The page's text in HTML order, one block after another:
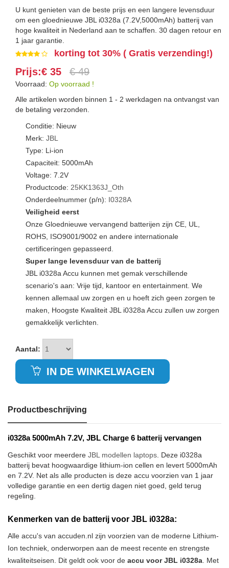
U kunt genieten van de beste prijs en een langere levensduur
om een gloednieuwe JBL i0328a (7.2V,5000mAh) batterij van
hoge kwaliteit in Nederland aan te schaffen. 30 dagen retour en
1 jaar garantie.
korting tot 30% ( Gratis verzending!)
Prijs:€ 35 € 49
Voorraad: Op voorraad !
Alle artikelen worden binnen 1 - 2 werkdagen na ontvangst van
de betaling verzonden.
Conditie: Nieuw
Merk: JBL
Type: Li-ion
Capaciteit: 5000mAh
Voltage: 7.2V
Productcode: 25KK1363J_Oth
Onderdeelnummer (p/n): I0328A
Veiligheid eerst
Onze Gloednieuwe vervangend batterijen zijn CE, UL,
ROHS, ISO9001/9002 en andere internationale
certificeringen gepasseerd.
Super lange levensduur van de batterij
JBL i0328a Accu kunnen met gemak verschillende
scenario's aan: Vrije tijd, kantoor en entertainment. We
kennen allemaal uw zorgen en u hoeft zich geen zorgen te
maken, Hoogste Kwaliteit JBL i0328a Accu zullen uw zorgen
gemakkelijk verlichten.
Aantal:
IN DE WINKELWAGEN
Productbeschrijving
i0328a 5000mAh 7.2V, JBL Charge 6 batterij vervangen
Geschikt voor meerdere JBL modellen laptops . Deze i0328a
batterij bevat hoogwaardige lithium-ion cellen en levert 5000mAh
en 7.2V. Net als alle producten is deze accu voorzien van 1 jaar
volledige garantie en een dertig dagen niet goed, geld terug
regeling.
Kenmerken van de batterij voor JBL i0328a:
Alle accu's van accuden.nl zijn voorzien van de moderne Lithium-
Ion techniek, onderworpen aan de meest recente en strengste
kwaliteitseisen. Dit geldt ook voor de accu voor JBL i0328a . Met